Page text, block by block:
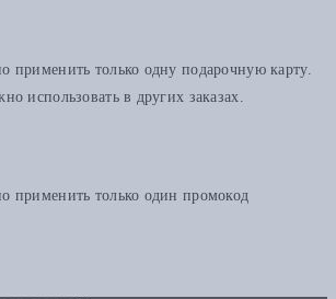
применить только одну подарочную карту.
использовать в других заказах.
применить только один промокод